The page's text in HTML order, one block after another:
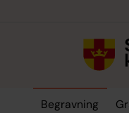
Begravning